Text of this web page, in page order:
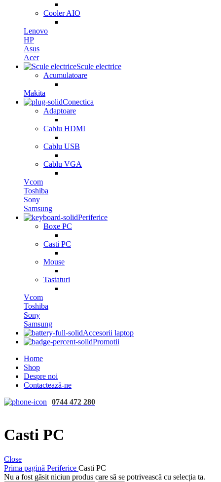
Cooler AIO
Lenovo
HP
Asus
Acer
Scule electrice
Acumulatoare
Makita
Conectica
Adaptoare
Cablu HDMI
Cablu USB
Cablu VGA
Vcom
Toshiba
Sony
Samsung
Periferice
Boxe PC
Casti PC
Mouse
Tastaturi
Vcom
Toshiba
Sony
Samsung
Accesorii laptop
Promotii
Home
Shop
Despre noi
Contactează-ne
0744 472 280
Casti PC
Close
Prima pagină Periferice Casti PC
Nu a fost găsit niciun produs care să se potrivească cu selecția ta.